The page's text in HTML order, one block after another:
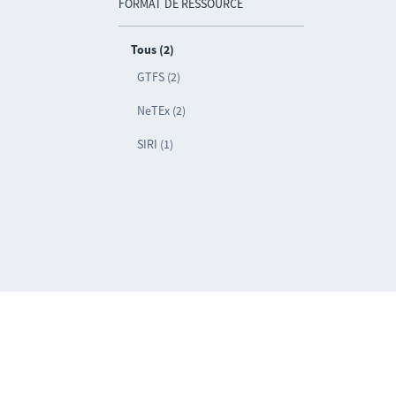
FORMAT DE RESSOURCE
Tous (2)
GTFS (2)
NeTEx (2)
SIRI (1)